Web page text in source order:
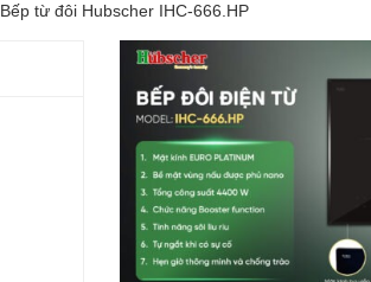
Bếp từ đôi Hubscher IHC-666.HP